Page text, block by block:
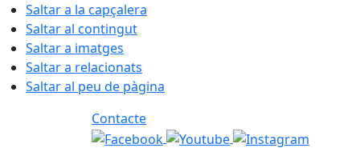
Saltar a la capçalera
Saltar al contingut
Saltar a imatges
Saltar a relacionats
Saltar al peu de pàgina
Contacte